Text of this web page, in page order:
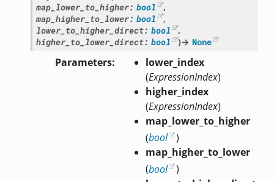
map_lower_to_higher: bool
,
map_higher_to_lower: bool
,
lower_to_higher_direct: bool
,
higher_to_lower_direct: bool )→ None
Parameters
lower_index
(ExpressionIndex)
higher_index
(ExpressionIndex)
map_lower_to_higher
(bool
)
map_higher_to_lower
(bool
)